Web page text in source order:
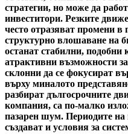
стратегии, но може да
инвеститори. Резките
често отразяват промени в
структурно влошаване на
останат стабилни, подобни
атрактивни възможности
склонни да се фокусират
върху миналото
разбират дългосрочните
компания, са по-малко
пазарен шум. Периодите
създават и условия за